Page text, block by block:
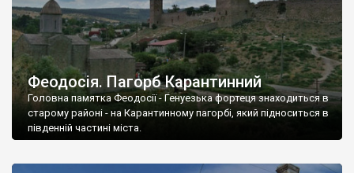
Феодосія. Пагорб Карантинний
Головна памятка Феодосії - Генуезька фортеця знаходиться в
старому районі - на Карантинному пагорбі, який підноситься в
південній частині міста.